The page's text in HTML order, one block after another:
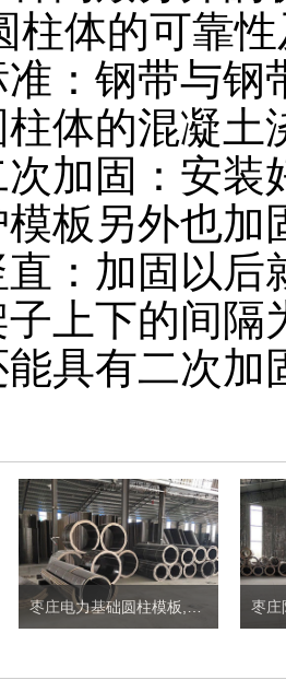
柱体的可靠
：钢带与钢
柱体的混凝
加固：安装
板另外也加
：加固以后
上下的间隔
具有二次加
枣庄电力基础圆柱模板,枣庄地下井圆柱模板定制价格